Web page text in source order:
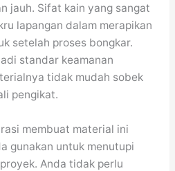
jauh. Sifat kain yang sangat
lapangan dalam merapikan
setelah proses bongkar.
standar keamanan
tidak mudah sobek
pengikat.
membuat material ini
gunakan untuk menutupi
Anda tidak perlu